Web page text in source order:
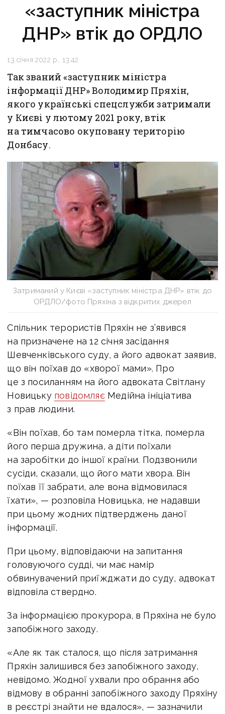
«заступник міністра
ДНР» втік до ОРДЛО
13 січня 2022 р., 13:42
Так званий «заступник міністра
інформації ДНР» Володимир Пряхін,
якого українські спецслужби затримали
у Києві у лютому 2021 року, втік
на тимчасово окуповану територію
Донбасу.
Затриманий у Києві «заступник міністра ДНР» втік до
ОРДЛО/фото Пряхіна з відкритих джерел
Спільник терористів Пряхін не з’явився
на призначене на 12 січня засідання
Шевченківського суду, а його адвокат заявив,
що він поїхав до «хворої мами». Про
це з посиланням на його адвоката Світлану
Новицьку повідомляєМедійна ініціатива
з прав людини.
«Він поїхав, бо там померла тітка, померла
його перша дружина, а діти поїхали
на заробітки до іншої країни. Подзвонили
сусіди, сказали, що його мати хвора. Він
поїхав її забрати, але вона відмовилася
їхати», — розповіла Новицька, не надавши
при цьому жодних підтверджень даної
інформації.
При цьому, відповідаючи на запитання
головуючого судді, чи має намір
обвинувачений приїжджати до суду, адвокат
відповіла ствердно.
За інформацією прокурора, в Пряхіна не було
запобіжного заходу.
«Але як так сталося, що після затримання
Пряхін залишився без запобіжного заходу,
невідомо. Жодної ухвали про обрання або
відмову в обранні запобіжного заходу Пряхіну
в реєстрі знайти не вдалося», — зазначили